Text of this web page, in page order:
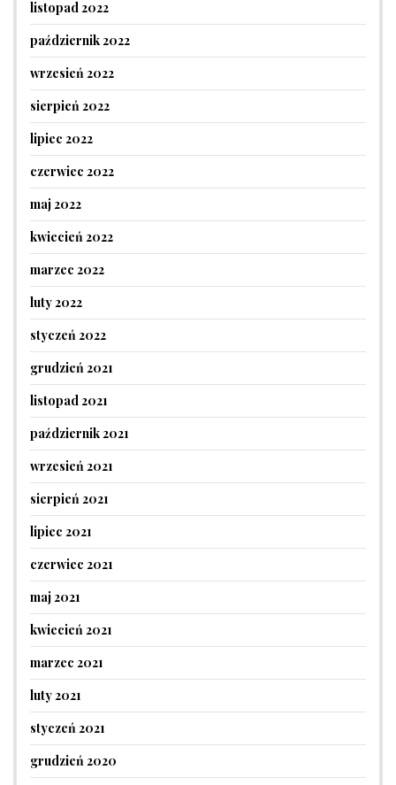
listopad 2022
październik 2022
wrzesień 2022
sierpień 2022
lipiec 2022
czerwiec 2022
maj 2022
kwiecień 2022
marzec 2022
luty 2022
styczeń 2022
grudzień 2021
listopad 2021
październik 2021
wrzesień 2021
sierpień 2021
lipiec 2021
czerwiec 2021
maj 2021
kwiecień 2021
marzec 2021
luty 2021
styczeń 2021
grudzień 2020